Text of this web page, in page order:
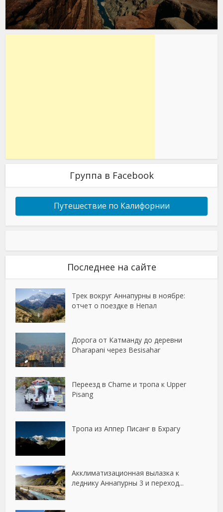
Группа в Facebook
Путешествие по Калифорнии
Последнее на сайте
Трек вокруг Аннапурны в ноябре:
отчет о поездке в Непал
Дорога от Катманду до деревни
Dharapani через Besisahar
Переезд в Chame и тропа к Upper
Pisang
Тропа из Аппер Писанг в Бхрагу
Акклиматизационная вылазка к
леднику Аннапурны 3 и переход...